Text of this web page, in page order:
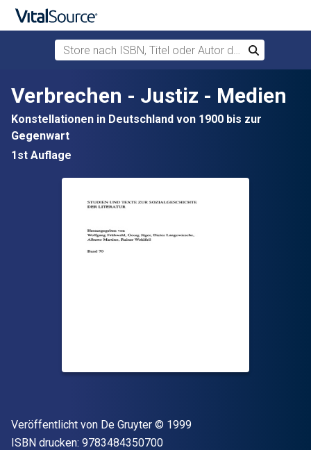
Zum Hauptinhalt springen
Store nach ISBN, Titel oder Autor durchsuchen
Suchen
Verbrechen - Justiz - Medien
Konstellationen in Deutschland von 1900 bis zur
Gegenwart
1st Auflage
Verleger
Veröffentlicht von De Gruyter Copyright
© 1999
ISBN drucken: 9783484350700"ISBN-13 9783484350700"